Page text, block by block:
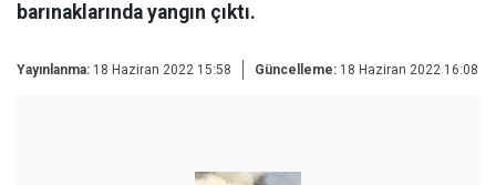
barınaklarında yangın çıktı.
Yayınlanma: 18 Haziran 2022 15:58 Güncelleme: 18 Haziran 2022 16:08